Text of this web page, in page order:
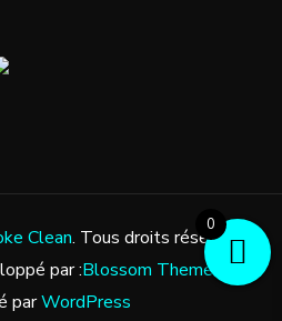
Clean. Tous droits réservés.
par :Blossom Themes
parWordPress
0